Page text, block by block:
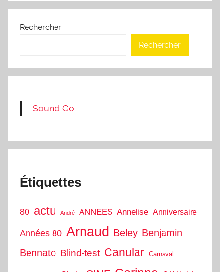
Rechercher
Rechercher
Sound Go
Étiquettes
80 actu André ANNEES Annelise Anniversaire
Années 80 Arnaud Beley Benjamin
Bennato Blind-test Canular Carnaval